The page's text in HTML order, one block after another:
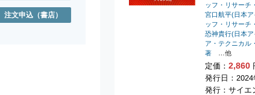
注文申込 （書店）
ッフ・リサー
宮口航平(日本
ッフ・リサー
恐神貴行(日本
ア・テクニカ
著…他
定価： 2,860
発行日：2024
発行：サイエ